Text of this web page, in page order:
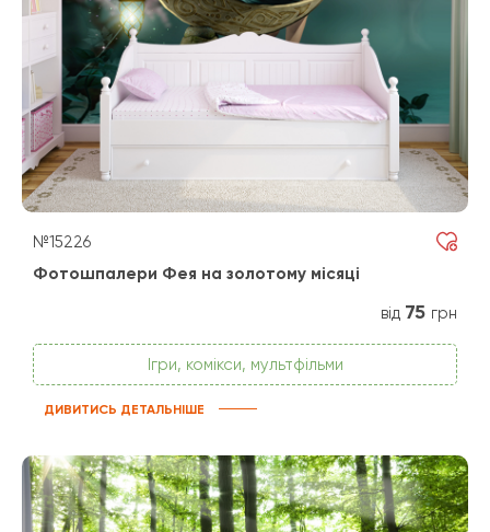
№15226
Фотошпалери Фея на золотому місяці
від 75 грн
Ігри, комікси, мультфільми
ДИВИТИСЬ ДЕТАЛЬНІШЕ